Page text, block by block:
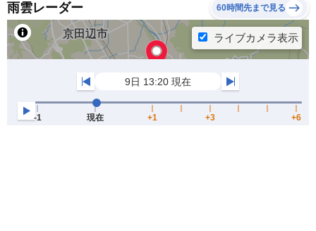
雨雲レーダー 60時間先まで見る